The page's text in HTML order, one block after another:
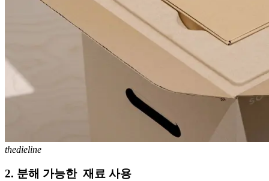
thedieline
2. 분해 가능한 재료 사용